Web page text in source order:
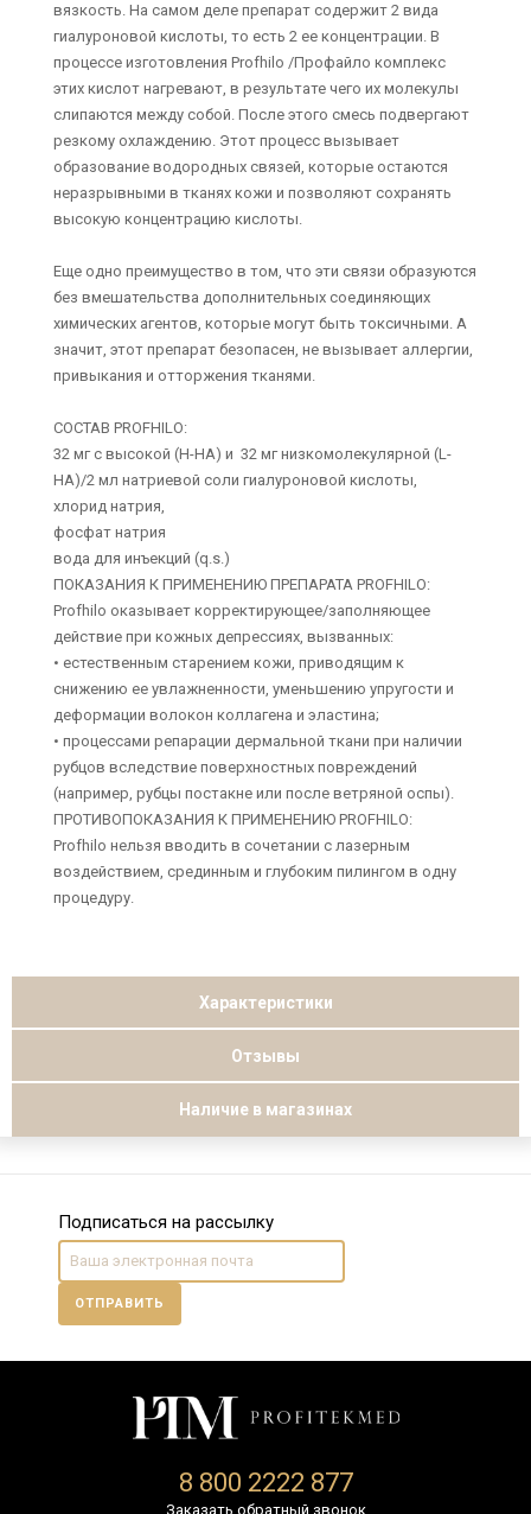
вязкость. На самом деле препарат содержит 2 вида
гиалуроновой кислоты, то есть 2 ее концентрации. В
процессе изготовления Profhilo /Профайло комплекс
этих кислот нагревают, в результате чего их молекулы
слипаются между собой. После этого смесь подвергают
резкому охлаждению. Этот процесс вызывает
образование водородных связей, которые остаются
неразрывными в тканях кожи и позволяют сохранять
высокую концентрацию кислоты.
Еще одно преимущество в том, что эти связи образуются
без вмешательства дополнительных соединяющих
химических агентов, которые могут быть токсичными. А
значит, этот препарат безопасен, не вызывает аллергии,
привыкания и отторжения тканями.
СОСТАВ PROFHILO:
32 мг c высокой (H-HA) и 32 мг низкомолекулярной (L-
HA)/2 мл натриевой соли гиалуроновой кислоты,
хлорид натрия,
фосфат натрия
вода для инъекций (q.s.)
ПОКАЗАНИЯ К ПРИМЕНЕНИЮ ПРЕПАРАТА PROFHILO:
Profhilo оказывает корректирующее/заполняющее
действие при кожных депрессиях, вызванных:
• естественным старением кожи, приводящим к
снижению ее увлажненности, уменьшению упругости и
деформации волокон коллагена и эластина;
• процессами репарации дермальной ткани при наличии
рубцов вследствие поверхностных повреждений
(например, рубцы постакне или после ветряной оспы).
ПРОТИВОПОКАЗАНИЯ К ПРИМЕНЕНИЮ PROFHILO:
Profhilo нельзя вводить в сочетании с лазерным
воздействием, срединным и глубоким пилингом в одну
процедуру.
Характеристики
Отзывы
Наличие в магазинах
Подписаться на рассылку
ОТПРАВИТЬ
8 800 2222 877
Заказать обратный звонок